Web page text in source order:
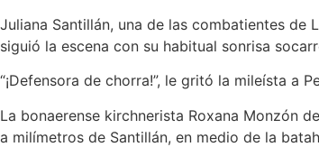
Juliana Santillán, una de las combatientes
siguió la escena con su habitual sonrisa
“¡Defensora de chorra!”, le gritó la mileísta a
La bonaerense kirchnerista Roxana Monzón
a milímetros de Santillán, en medio de la